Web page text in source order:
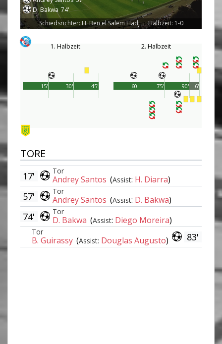
D. Bakwa 74'
Schiedsrichter: H. Ben el Salem Hadj | Halbzeit: 1-0
1. Halbzeit
45'
15' 30'
2. Halbzeit
90'
60' 75' 6'
TORE
Tor
Andrey Santos (Assist: H. Diarra)
17'
Tor
Andrey Santos (Assist: D. Bakwa)
57'
Tor
D. Bakwa (Assist: Diego Moreira)
74'
83'
Tor
B. Guirassy (Assist: Douglas Augusto)